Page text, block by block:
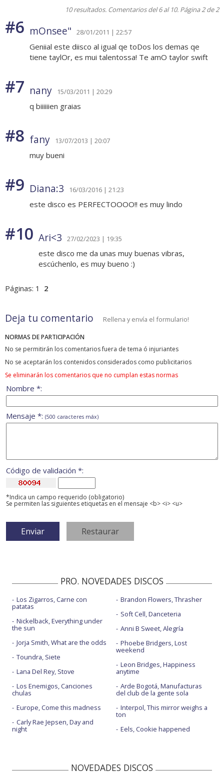
10 resultados. Comentarios del 6 al 10. Página 2 de 2
#6 mOnsee" 28/01/2011 | 22:57
Geniial este diisco al igual qe toDos los demas qe
tiene taylOr, es mui talentossa! Te amO taylor swift
#7 nany 15/03/2011 | 20:29
q biiiiiien graias
#8 fany 13/07/2013 | 20:07
muy bueni
#9 Diana:3 16/03/2016 | 21:23
este disco es PERFECTOOOO!! es muy lindo
#10 Ari<3 27/02/2023 | 19:35
este disco me da unas muy buenas vibras,
escúchenlo, es muy bueno :)
Páginas: 1 2
Deja tu comentario Rellena y envía el formulario!
NORMAS DE PARTICIPACIÓN
No se permitirán los comentarios fuera de tema ó injuriantes
No se aceptarán los contenidos considerados como publicitarios
Se eliminarán los comentarios que no cumplan estas normas
Nombre *:
Mensaje *: (500 caracteres máx)
Código de validación *:
*Indica un campo requerido (obligatorio)
Se permiten las siguientes etiquetas en el mensaje <b> <i> <u>
PRO. NOVEDADES DISCOS
Los Zigarros, Carne con
patatas
Nickelback, Everything under
the sun
Jorja Smith, What are the odds
Toundra, Siete
Lana Del Rey, Stove
Los Enemigos, Canciones
chulas
Europe, Come this madness
Carly Rae Jepsen, Day and
night
Brandon Flowers, Thrasher
Soft Cell, Danceteria
Anni B Sweet, Alegría
Phoebe Bridgers, Lost
weekend
Leon Bridges, Happiness
anytime
Arde Bogotá, Manufacturas
del club de la gente sola
Interpol, This mirror weighs a
ton
Eels, Cookie happened
NOVEDADES DISCOS